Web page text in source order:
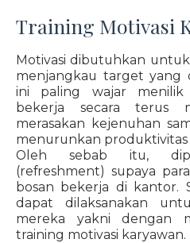
Training Motivasi
Motivasi dibutuhkan
menjangkau target yang
ini paling wajar menilik
bekerja secara terus
merasakan kejenuhan
menurunkan produktivitas
Oleh sebab itu,
(refreshment) supaya
bosan bekerja di kantor.
dapat dilaksanakan
mereka yakni dengan
training motivasi karyawan.